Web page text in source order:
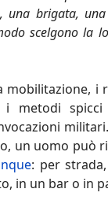
una brigata,
scelgono la
mobilitazione, i
i metodi
un uomo può
: per
in un bar o in